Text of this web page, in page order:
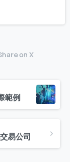
on X
範例
易公司